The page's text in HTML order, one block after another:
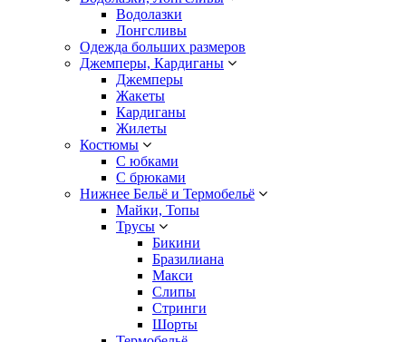
Водолазки
Лонгсливы
Одежда больших размеров
Джемперы, Кардиганы
Джемперы
Жакеты
Кардиганы
Жилеты
Костюмы
С юбками
С брюками
Нижнее Бельё и Термобельё
Майки, Топы
Трусы
Бикини
Бразилиана
Макси
Слипы
Стринги
Шорты